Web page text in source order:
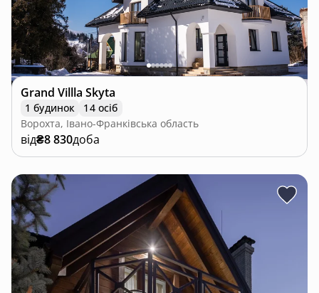
Grand Villla Skyta
1 будинок
14 осіб
Ворохта, Івано-Франківська область
від₴8 830доба